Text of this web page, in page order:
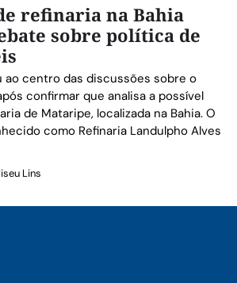
refinaria na Bahia
sobre política de
ao centro das discussões sobre o
confirmar que analisa a possível
de Mataripe, localizada na Bahia. O
como Refinaria Landulpho Alves
Lins